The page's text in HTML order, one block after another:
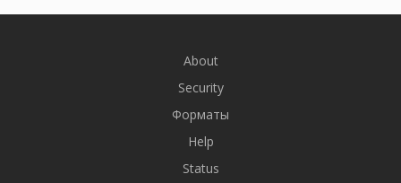
About
Security
Форматы
Help
Status